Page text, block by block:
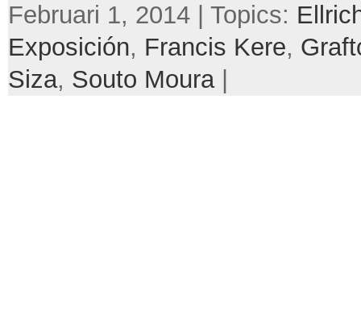
Februari 1, 2014 | Topics:
Exposición, Francis Kere,
Siza, Souto Moura|